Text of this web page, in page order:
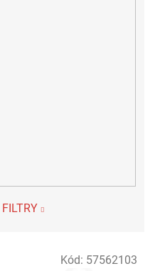
Kód: 57562103